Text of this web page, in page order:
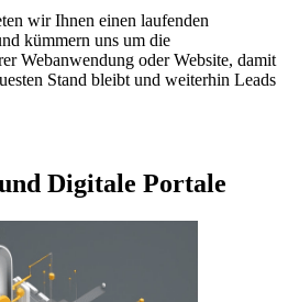
wir Ihnen einen laufenden
kümmern uns um die
Webanwendung oder Website, damit
Stand bleibt und weiterhin Leads
Digitale Portale